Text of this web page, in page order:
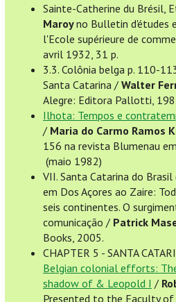
Sainte-Catherine du Brésil,
Maroyno Bulletin d'études
l'Ecole supérieure de
avril 1932, 31 p.
3.3. Colônia belga p. 110-
Santa Catarina / Walter
Alegre: Editora Pallotti,
Ilhota: Tempos e
/ Maria do Carmo Ramos
156 na revista Blumenau
(maio 1982)
VII. Santa Catarina do
em Dos Açores ao Zaire:
seis continentes. O
comunicação / Patrick
Books, 2005.
CHAPTER 5 - SANTA
Belgian colonial efforts:
shadow of & Leopold I /
Presented to the Faculty